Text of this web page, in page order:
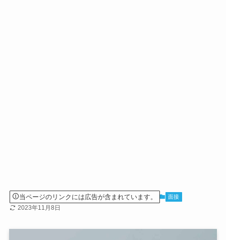
当ページのリンクには広告が含まれています。 面接
2023年11月8日